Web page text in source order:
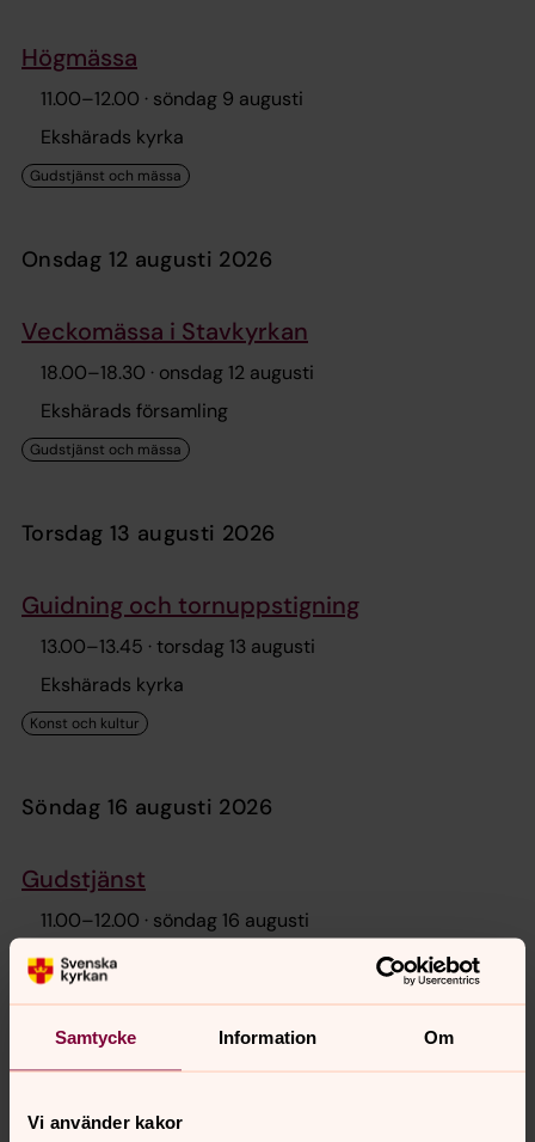
Samtycke Information Om
Vi använder kakor
Högmässa
11.00–12.00 · söndag 9 augusti
Ekshärads kyrka
onsdag 12 augusti 2026
Veckomässa i Stavkyrkan
18.00–18.30 · onsdag 12 augusti
Ekshärads församling
torsdag 13 augusti 2026
Guidning och tornuppstigning
13.00–13.45 · torsdag 13 augusti
Ekshärads kyrka
söndag 16 augusti 2026
Gudstjänst
11.00–12.00 · söndag 16 augusti
Ekshärads kyrka
onsdag 19 augusti 2026